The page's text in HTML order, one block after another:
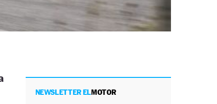
NEWSLETTER ELMOTOR